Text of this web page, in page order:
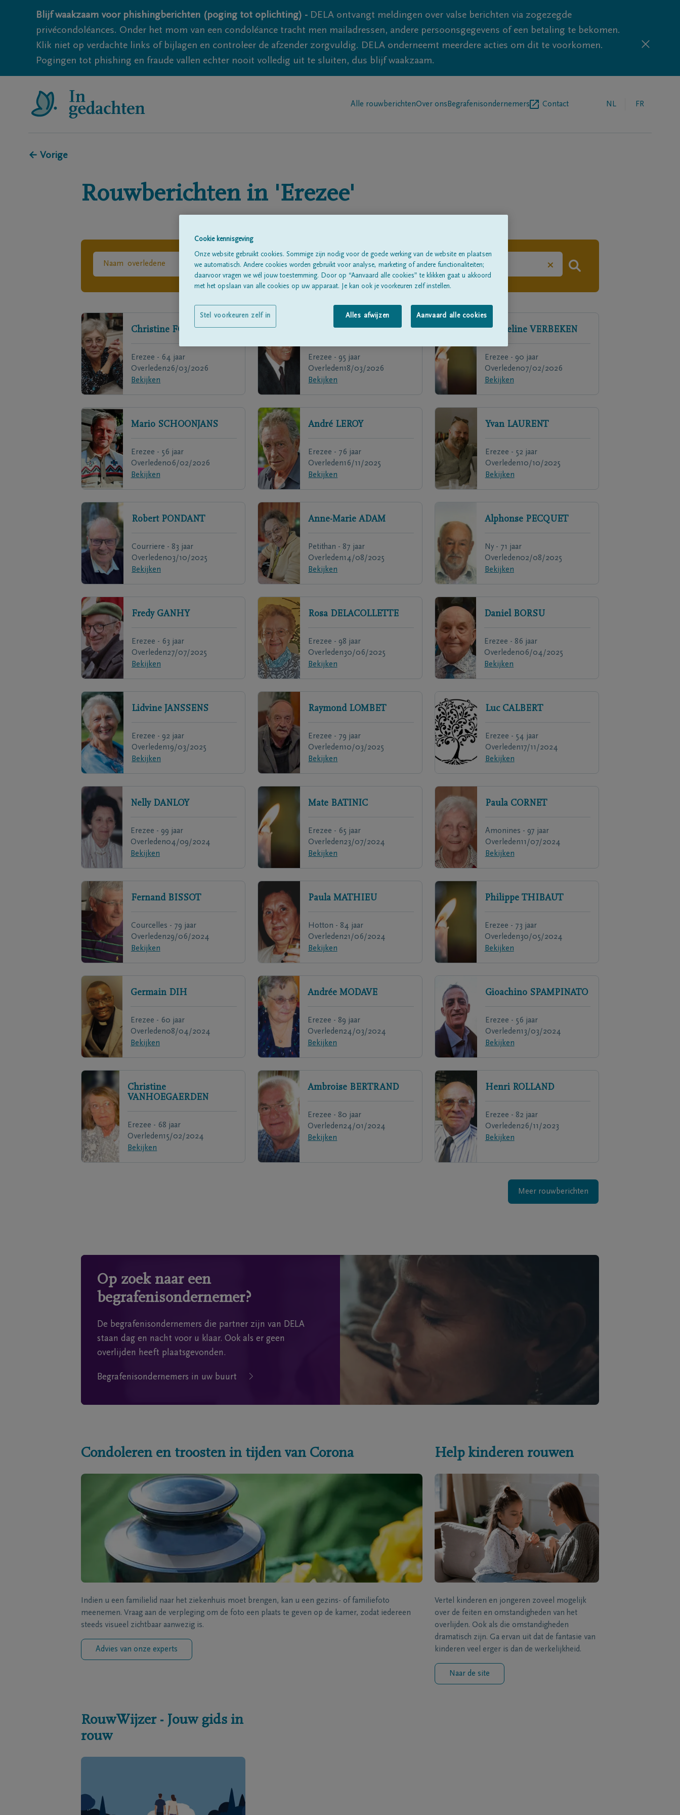
Blijf waakzaam voor phishingberichten (poging tot oplichting) - DELA ontvangt meldingen over valse berichten via zogezegde
privécondoléances. Onder het mom van een condoléance tracht men mailadressen, andere persoonsgegevens of een betaling te bekomen.
Klik niet op verdachte links of bijlagen en controleer de afzender zorgvuldig. DELA onderneemt meerdere acties om dit te voorkomen.
Pogingen tot phishing en fraude vallen echter nooit volledig uit te sluiten, dus blijf waakzaam.
Alle rouwberichtenOver ons Begrafenisondernemers Contact NL FR
← Vorige
Rouwberichten in 'Erezee'
×
Christine FONDER
Erezee - 64 jaar
Overleden26/03/2026
Bekijken
DECAMP
Erezee - 95 jaar
Overleden18/03/2026
Bekijken
Jacqueline VERBEKEN
Erezee - 90 jaar
Overleden07/02/2026
Bekijken
Mario SCHOONJANS
Erezee - 56 jaar
Overleden06/02/2026
Bekijken
André LEROY
Erezee - 76 jaar
Overleden16/11/2025
Bekijken
Yvan LAURENT
Erezee - 52 jaar
Overleden10/10/2025
Bekijken
Robert PONDANT
Courriere - 83 jaar
Overleden03/10/2025
Bekijken
Anne-Marie ADAM
Petithan - 87 jaar
Overleden14/08/2025
Bekijken
Alphonse PECQUET
Ny - 71 jaar
Overleden02/08/2025
Bekijken
Fredy GANHY
Erezee - 63 jaar
Overleden27/07/2025
Bekijken
Rosa DELACOLLETTE
Erezee - 98 jaar
Overleden30/06/2025
Bekijken
Daniel BORSU
Erezee - 86 jaar
Overleden06/04/2025
Bekijken
Lidvine JANSSENS
Erezee - 92 jaar
Overleden19/03/2025
Bekijken
Raymond LOMBET
Erezee - 79 jaar
Overleden10/03/2025
Bekijken
Luc CALBERT
Erezee - 54 jaar
Overleden17/11/2024
Bekijken
Nelly DANLOY
Erezee - 99 jaar
Overleden04/09/2024
Bekijken
Mate BATINIC
Erezee - 65 jaar
Overleden23/07/2024
Bekijken
Paula CORNET
Amonines - 97 jaar
Overleden11/07/2024
Bekijken
Fernand BISSOT
Courcelles - 79 jaar
Overleden29/06/2024
Bekijken
Paula MATHIEU
Hotton - 84 jaar
Overleden21/06/2024
Bekijken
Philippe THIBAUT
Erezee - 73 jaar
Overleden30/05/2024
Bekijken
Germain DIH
Erezee - 60 jaar
Overleden08/04/2024
Bekijken
Andrée MODAVE
Erezee - 89 jaar
Overleden24/03/2024
Bekijken
Gioachino SPAMPINATO
Erezee - 56 jaar
Overleden13/03/2024
Bekijken
Christine
VANHOEGAERDEN
Erezee - 68 jaar
Overleden15/02/2024
Bekijken
Ambroise BERTRAND
Erezee - 80 jaar
Overleden24/01/2024
Bekijken
Henri ROLLAND
Erezee - 82 jaar
Overleden26/11/2023
Bekijken
Meer rouwberichten
Op zoek naar een
begrafenisondernemer?
De begrafenisondernemers die partner zijn van DELA
staan dag en nacht voor u klaar. Ook als er geen
overlijden heeft plaatsgevonden.
Begrafenisondernemers in uw buurt
Condoleren en troosten in tijden van Corona
Indien u een familielid naar het ziekenhuis moet brengen, kan u een gezins- of familiefoto
meenemen. Vraag aan de verpleging om de foto een plaats te geven op de kamer, zodat iedereen
steeds visueel zichtbaar aanwezig is.
Advies van onze experts
Help kinderen rouwen
Vertel kinderen en jongeren zoveel mogelijk
over de feiten en omstandigheden van het
overlijden. Ook als die omstandigheden
dramatisch zijn. Ga ervan uit dat de fantasie van
kinderen veel erger is dan de werkelijkheid.
Naar de site
RouwWijzer - Jouw gids in
rouw
Cookie kennisgeving
Onze website gebruikt cookies. Sommige zijn nodig voor de goede werking van de website en plaatsen
we automatisch. Andere cookies worden gebruikt voor analyse, marketing of andere functionaliteiten;
daarvoor vragen we wél jouw toestemming. Door op “Aanvaard alle cookies” te klikken gaat u akkoord
met het opslaan van alle cookies op uw apparaat. Je kan ook je voorkeuren zelf instellen.
Alles afwijzen Aanvaard alle cookies
Stel voorkeuren zelf in